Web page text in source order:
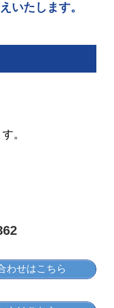
いたします。
。
わせはこちら